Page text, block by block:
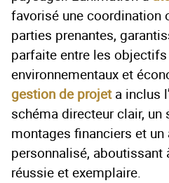
favorisé une coordination
parties prenantes,
parfaite entre les
environnementaux et
gestion de projeta inclus
schéma directeur clair, un
montages financiers et
personnalisé, aboutissant
réussie et exemplaire.